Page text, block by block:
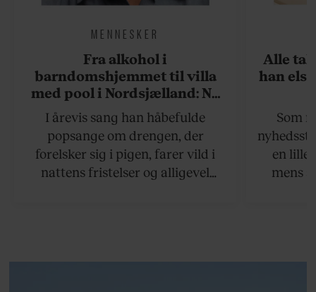
MENNESKER
Fra alkohol i
barndomshjemmet til villa
med pool i Nordsjælland: Nu
skal du høre sandheden om
Rasmus Seebach
I årevis sang han håbefulde
popsange om drengen, der
forelsker sig i pigen, farer vild i
nattens fristelser og alligevel
Alle
han
Som
en lille
mens